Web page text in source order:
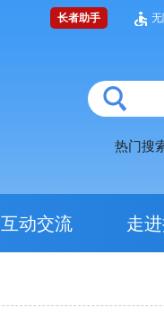
长者助手 无
热门搜
互动交流 走